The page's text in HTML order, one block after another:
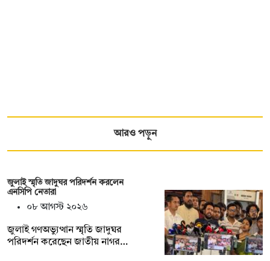
আরও পড়ুন
জুলাই স্মৃতি জাদুঘর পরিদর্শন করলেন
এনসিপি নেতারা
০৮ আগস্ট ২০২৬
জুলাই গণঅভ্যুত্থান স্মৃতি জাদুঘর
পরিদর্শন করেছেন জাতীয় নাগর…